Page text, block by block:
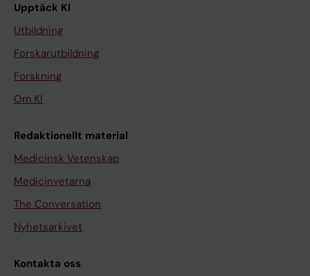
Upptäck KI
Utbildning
Forskarutbildning
Forskning
Om KI
Redaktionellt material
Medicinsk Vetenskap
Medicinvetarna
The Conversation
Nyhetsarkivet
Kontakta oss